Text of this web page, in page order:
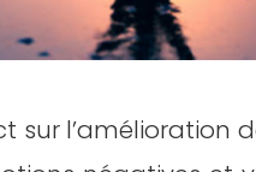
sur l’amélioration